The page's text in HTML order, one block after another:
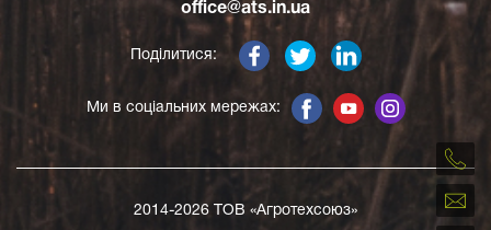
Поділитися:
office@ats.in.ua
Ми в соціальних мережах:
2014-2026 ТОВ «Агротехсоюз»